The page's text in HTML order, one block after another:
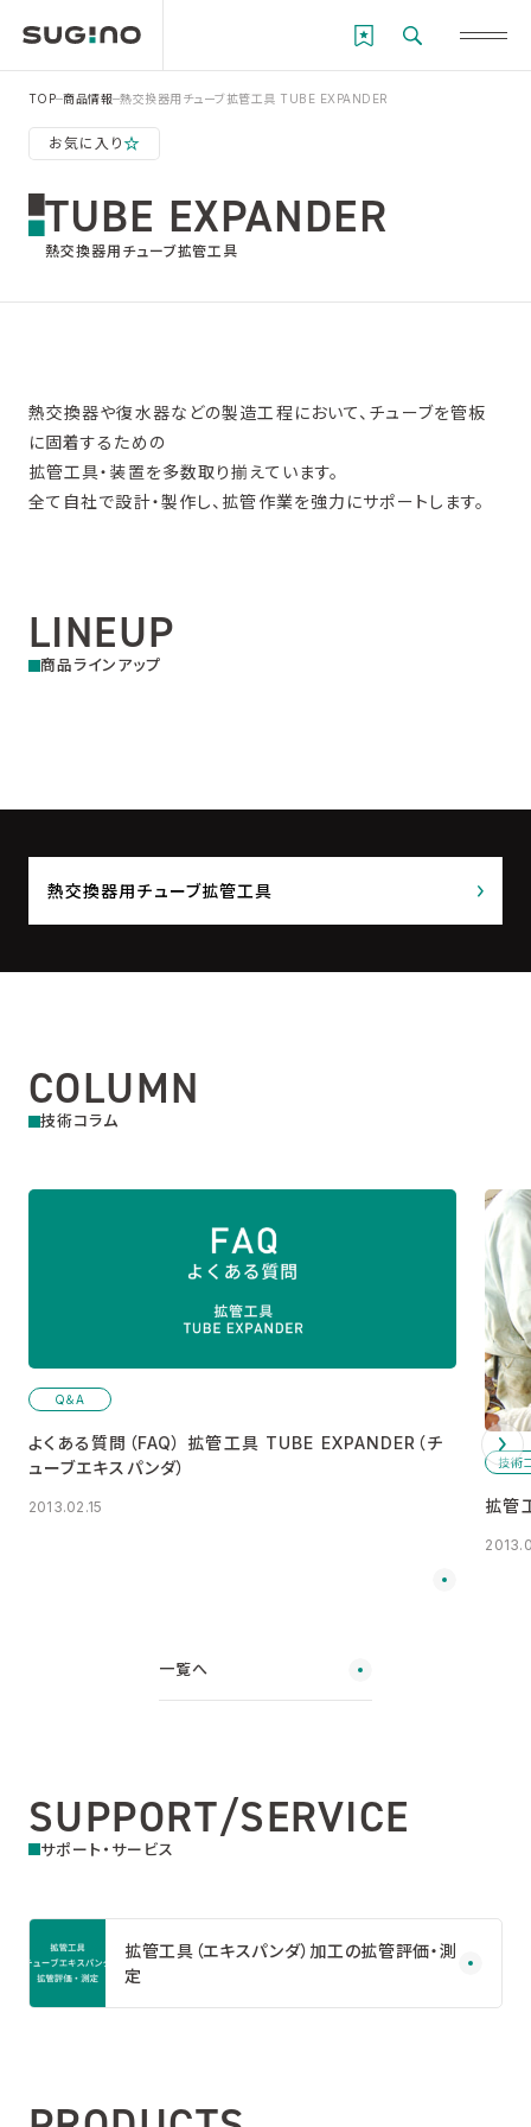
TOP 商品情報 熱交換器用チューブ拡管工具 TUBE EXPANDER
お気に入り
TUBE EXPANDER
熱交換器用チューブ拡管工具
熱交換器や復水器などの製造工程において、チューブを管板
に固着するための
拡管工具・装置を多数取り揃えています。
全て自社で設計・製作し、拡管作業を強力にサポートします。
LINEUP
商品ラインアップ
熱交換器用チューブ拡管工具
COLUMN
技術コラム
Q＆A
よくある質問（FAQ） 拡管工具 TUBE EXPANDER（チ
ューブエキスパンダ）
2013.02.15
技術
拡管
一覧へ
SUPPORT/SERVICE
サポート・サービス
拡管工具（エキスパンダ）加工の拡管評価・測
定